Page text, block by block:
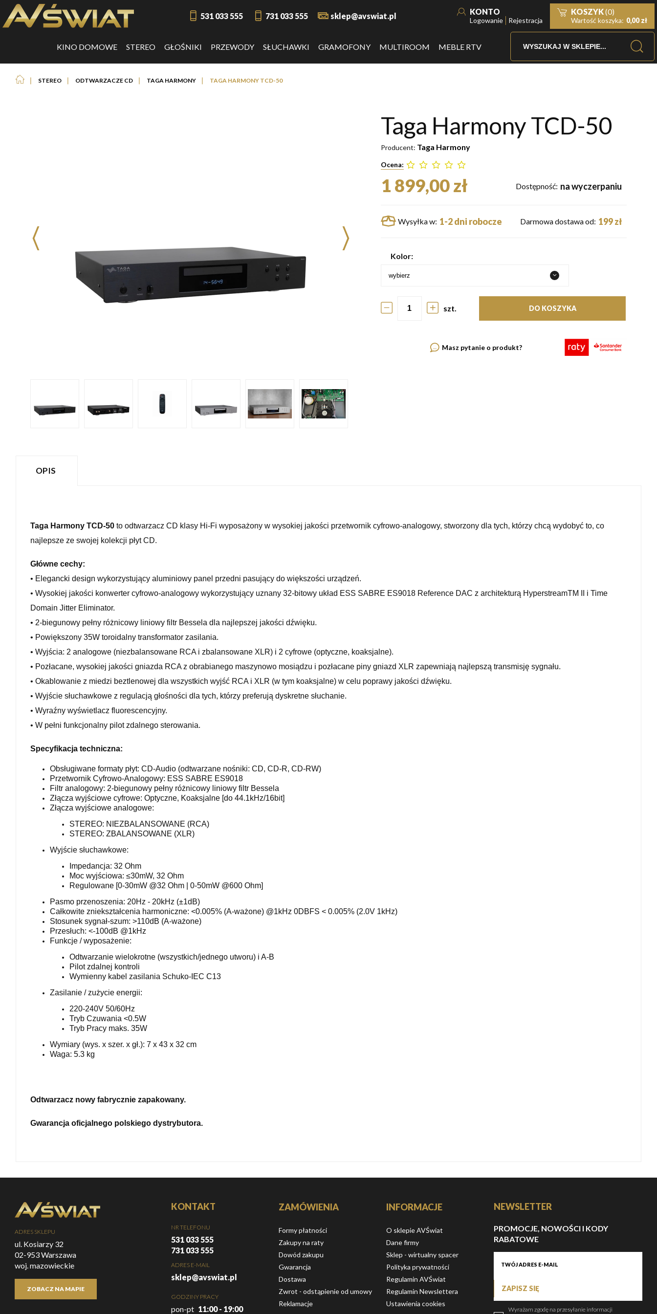
531 033 555 731 033 555 sklep@avswiat.pl KONTO
Logowanie Rejestracja
KOSZYK(0)
Wartość koszyka: 0,00 zł
KINO DOMOWE STEREO GŁOŚNIKI PRZEWODY SŁUCHAWKI GRAMOFONY MULTIROOM MEBLE RTV
❘ STEREO ❘ ODTWARZACZE CD ❘ TAGA HARMONY ❘ TAGA HARMONY TCD-50
Taga Harmony TCD-50
Producent: Taga Harmony
Ocena:
1 899,00 zł Dostępność: na wyczerpaniu
Wysyłka w: 1-2 dni robocze Darmowa dostawa od: 199 zł
Kolor:
szt. DO KOSZYKA
Masz pytanie o produkt?
OPIS
Taga Harmony TCD-50 to odtwarzacz CD klasy Hi-Fi wyposażony w wysokiej jakości przetwornik cyfrowo-analogowy, stworzony dla tych, którzy chcą wydobyć to, co
najlepsze ze swojej kolekcji płyt CD.
Główne cechy:
• Elegancki design wykorzystujący aluminiowy panel przedni pasujący do większości urządzeń.
• Wysokiej jakości konwerter cyfrowo-analogowy wykorzystujący uznany 32-bitowy układ ESS SABRE ES9018 Reference DAC z architekturą HyperstreamTM II i Time
Domain Jitter Eliminator.
• 2-biegunowy pełny różnicowy liniowy filtr Bessela dla najlepszej jakości dźwięku.
• Powiększony 35W toroidalny transformator zasilania.
• Wyjścia: 2 analogowe (niezbalansowane RCA i zbalansowane XLR) i 2 cyfrowe (optyczne, koaksjalne).
• Pozłacane, wysokiej jakości gniazda RCA z obrabianego maszynowo mosiądzu i pozłacane piny gniazd XLR zapewniają najlepszą transmisję sygnału.
• Okablowanie z miedzi beztlenowej dla wszystkich wyjść RCA i XLR (w tym koaksjalne) w celu poprawy jakości dźwięku.
• Wyjście słuchawkowe z regulacją głośności dla tych, którzy preferują dyskretne słuchanie.
• Wyraźny wyświetlacz fluorescencyjny.
• W pełni funkcjonalny pilot zdalnego sterowania.
Specyfikacja techniczna:
Obsługiwane formaty płyt: CD-Audio (odtwarzane nośniki: CD, CD-R, CD-RW)
Przetwornik Cyfrowo-Analogowy: ESS SABRE ES9018
Filtr analogowy: 2-biegunowy pełny różnicowy liniowy filtr Bessela
Złącza wyjściowe cyfrowe: Optyczne, Koaksjalne [do 44.1kHz/16bit]
Złącza wyjściowe analogowe:
STEREO: NIEZBALANSOWANE (RCA)
STEREO: ZBALANSOWANE (XLR)
Wyjście słuchawkowe:
Impedancja: 32 Ohm
Moc wyjściowa: ≤30mW, 32 Ohm
Regulowane [0-30mW @32 Ohm | 0-50mW @600 Ohm]
Pasmo przenoszenia: 20Hz - 20kHz (±1dB)
Całkowite zniekształcenia harmoniczne: <0.005% (A-ważone) @1kHz 0DBFS < 0.005% (2.0V 1kHz)
Stosunek sygnał-szum: >110dB (A-ważone)
Przesłuch: <-100dB @1kHz
Funkcje / wyposażenie:
Odtwarzanie wielokrotne (wszystkich/jednego utworu) i A-B
Pilot zdalnej kontroli
Wymienny kabel zasilania Schuko-IEC C13
Zasilanie / zużycie energii:
220-240V 50/60Hz
Tryb Czuwania <0.5W
Tryb Pracy maks. 35W
Wymiary (wys. x szer. x gł.): 7 x 43 x 32 cm
Waga: 5.3 kg
Odtwarzacz nowy fabrycznie zapakowany.
Gwarancja oficjalnego polskiego dystrybutora.
ADRES SKLEPU
ul. Kosiarzy 32
02-953 Warszawa
woj. mazowieckie
ZOBACZ NA MAPIE
KONTAKT
NR TELEFONU
531 033 555
731 033 555
ADRES E-MAIL
sklep@avswiat.pl
GODZINY PRACY
pon-pt 11:00 - 19:00
ZAMÓWIENIA
Formy płatności
Zakupy na raty
Dowód zakupu
Gwarancja
Dostawa
Zwrot - odstąpienie od umowy
Reklamacje
INFORMACJE
O sklepie AVŚwiat
Dane firmy
Sklep - wirtualny spacer
Polityka prywatności
Regulamin AVŚwiat
Regulamin Newslettera
Ustawienia cookies
NEWSLETTER
PROMOCJE, NOWOŚCI I KODY
RABATOWE
ZAPISZ SIĘ
Wyrażam zgodę na przesyłanie informacji